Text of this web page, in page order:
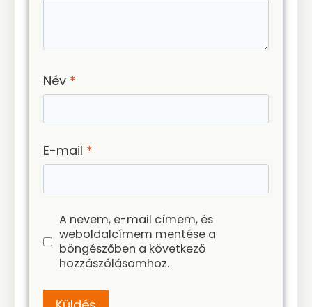
Név *
E-mail *
A nevem, e-mail címem, és
weboldalcímem mentése a
böngészőben a következő
hozzászólásomhoz.